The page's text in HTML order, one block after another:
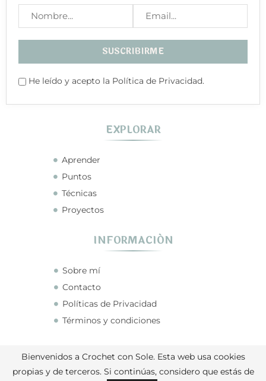
He leído y acepto la Política de Privacidad.
EXPLORAR
Aprender
Puntos
Técnicas
Proyectos
INFORMACIÓN
Sobre mí
Contacto
Políticas de Privacidad
Términos y condiciones
CONECTA CONMIGO
Bienvenidos a Crochet con Sole. Esta web usa cookies
propias y de terceros. Si continúas, considero que estás de